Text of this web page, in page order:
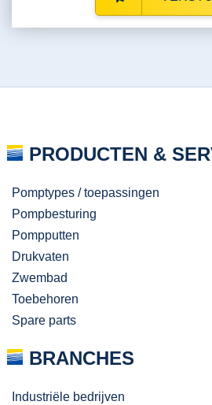
PRODUCTEN &
Pomptypes / toepassingen
Pompbesturing
Pompputten
Drukvaten
Zwembad
Toebehoren
Spare parts
BRANCHES
Industriële bedrijven